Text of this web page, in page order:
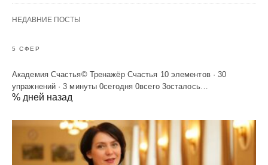
НЕДАВНИЕ ПОСТЫ
5 СФЕР
Академия Счастья© Тренажёр Счастья 10 элементов · 30
упражнений · 3 минуты 0сегодня 0всего 3осталось…
% дней назад